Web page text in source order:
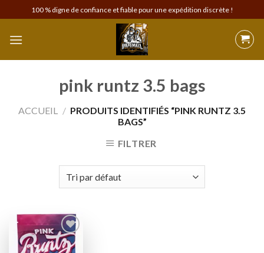
to
content
100 % digne de confiance et fiable pour une expédition discrète !
pink runtz 3.5 bags
ACCUEIL / PRODUITS IDENTIFIÉS “PINK RUNTZ 3.5
BAGS”
FILTRER